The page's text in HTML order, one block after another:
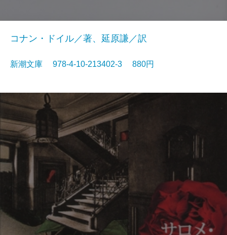
コナン・ドイル／著、延原謙／訳
新潮文庫 978-4-10-213402-3 880円